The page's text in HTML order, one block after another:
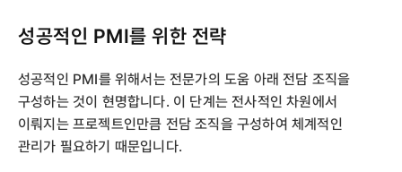
성공적인 PMI를 위한 전략
성공적인 PMI를 위해서는 전문가의 도움 아래 전담 조직을
구성하는 것이 현명합니다. 이 단계는 전사적인 차원에서
이뤄지는 프로젝트인만큼 전담 조직을 구성하여 체계적인
관리가 필요하기 때문입니다.